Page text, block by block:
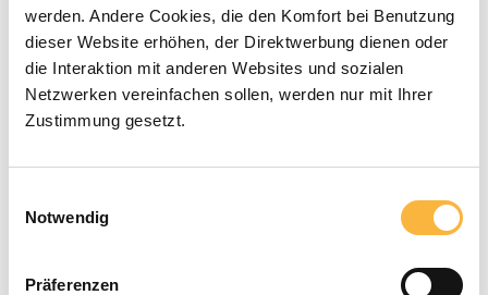
werden. Andere Cookies, die den Komfort bei Benutzung
dieser Website erhöhen, der Direktwerbung dienen oder
die Interaktion mit anderen Websites und sozialen
Netzwerken vereinfachen sollen, werden nur mit Ihrer
Zustimmung gesetzt.
Notwendig
Präferenzen
Available within the specified delivery
time
Product Quantity: Enter the desired
Payment types